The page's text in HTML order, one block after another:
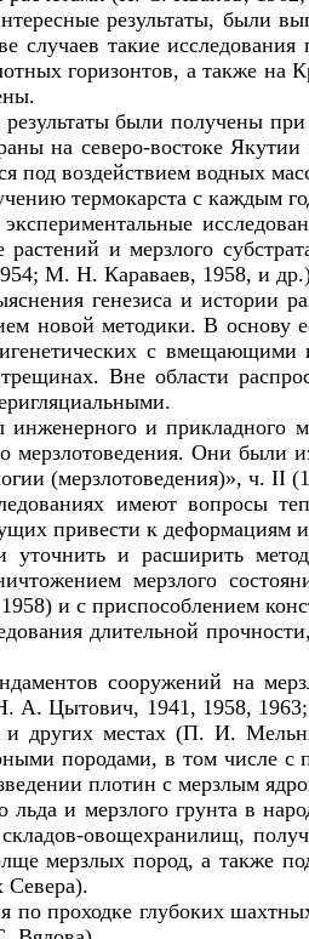
результаты, были
такие
горизонтов, а также
результаты были получены
на северо-востоке
под воздействием водных
термокарста с
и мерзлого
М. Н. Караваев, 1958, и
генезиса и истории
новой методики. В
с
Вне области
и прикладного
мерзлотоведения. Они
(мерзлотоведения)», ч. II
имеют вопросы
привести к деформациям
уточнить и расширить
мерзлого
и с приспособлением
длительной
сооружений на
А. Цытович, 1941, 1958,
и других местах (П. И.
породами, в том числе
плотин с мерзлым
льда и мерзлого грунта в
складов-овощехранилищ,
мерзлых пород, а также
Севера).
проходке глубоких